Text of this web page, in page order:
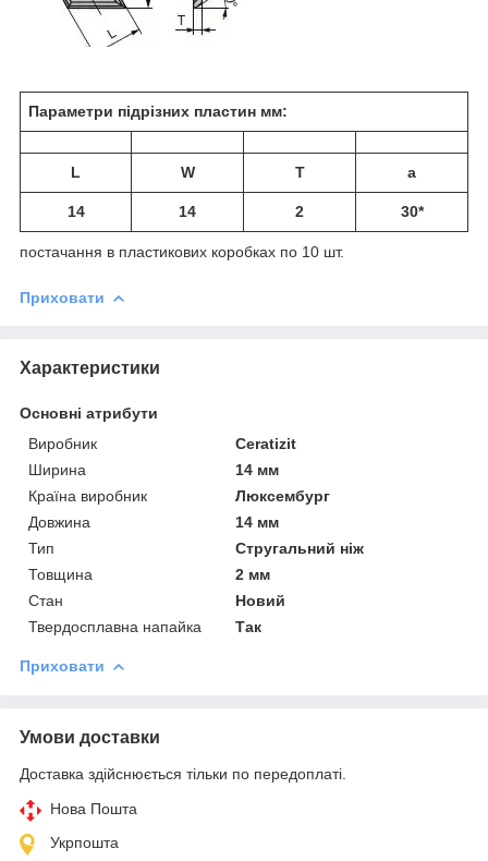
Параметри підрізних пластин мм:
L W T a
14 14 2 30*
постачання в пластикових коробках по 10 шт.
Приховати
Характеристики
Основні атрибути
Виробник
Ceratizit
Ширина
14 мм
Країна виробник
Люксембург
Довжина
14 мм
Тип
Стругальний ніж
Товщина
2 мм
Стан
Новий
Твердосплавна напайка
Так
Приховати
Умови доставки
Доставка здійснюється тільки по передоплаті.
Нова Пошта
Укрпошта